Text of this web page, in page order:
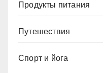
Продукты питания
Путешествия
Спорт и йога